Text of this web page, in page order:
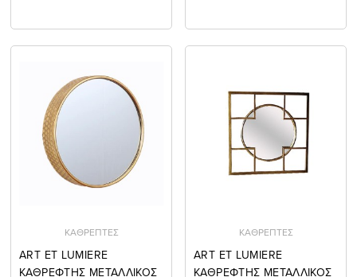
ΚΑΘΡΕΠΤΕΣ
ART ET LUMIERE
ΚΑΘΡΕΦΤΗΣ ΜΕΤΑΛΛΙΚΟΣ
ΚΑΘΡΕΠΤΕΣ
ART ET LUMIERE
ΚΑΘΡΕΦΤΗΣ ΜΕΤΑΛΛΙΚΟΣ